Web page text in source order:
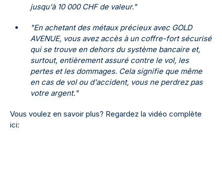
jusqu'à 10 000 CHF de valeur."
"En achetant des métaux précieux avec GOLD
AVENUE, vous avez accès à un coffre-fort sécurisé
qui se trouve en dehors du système bancaire et,
surtout, entièrement assuré contre le vol, les
pertes et les dommages. Cela signifie que même
en cas de vol ou d'accident, vous ne perdrez pas
votre argent."
Vous voulez en savoir plus? Regardez la vidéo complète
ici: